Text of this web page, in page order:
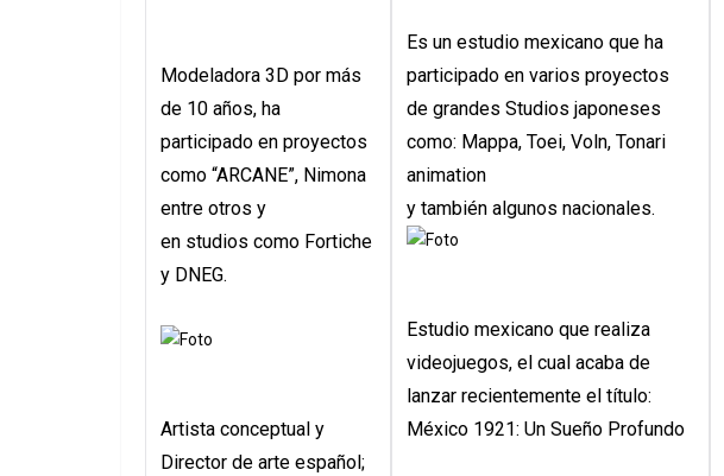
Modeladora 3D por más
de 10 años, ha
participado en proyectos
como “ARCANE”, Nimona
entre otros y
​en studios como Fortiche
y DNEG.
Artista conceptual y
Director de arte español;
Es un estudio mexicano que ha
participado en varios proyectos
de grandes Studios japoneses
como: Mappa, Toei, Voln, Tonari
animation
​y también algunos nacionales.
Estudio mexicano que realiza
videojuegos, el cual acaba de
lanzar recientemente el título:
​México 1921: Un Sueño Profundo